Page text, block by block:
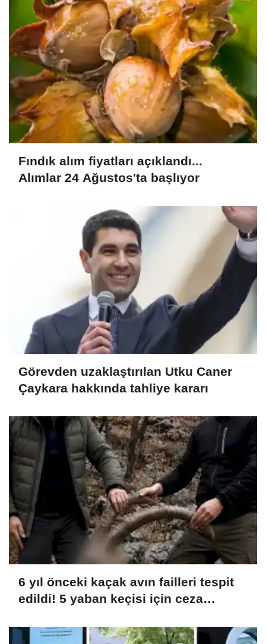
Fındık alım fiyatları açıklandı...
Alımlar 24 Ağustos'ta başlıyor
Görevden uzaklaştırılan Utku Caner
Çaykara hakkında tahliye kararı
6 yıl önceki kaçak avın failleri tespit
edildi! 5 yaban keçisi için ceza